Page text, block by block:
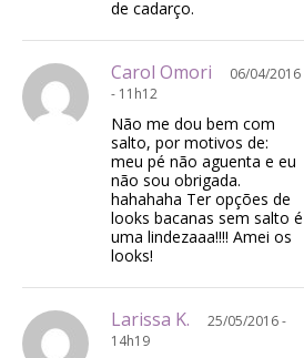
de cadarço.
Carol Omori
06/04/2016
- 11h12
Não me dou bem com
salto, por motivos de:
meu pé não aguenta e eu
não sou obrigada.
hahahaha Ter opções de
looks bacanas sem salto é
uma lindezaaa!!!! Amei os
looks!
Larissa K.
25/05/2016 -
14h19